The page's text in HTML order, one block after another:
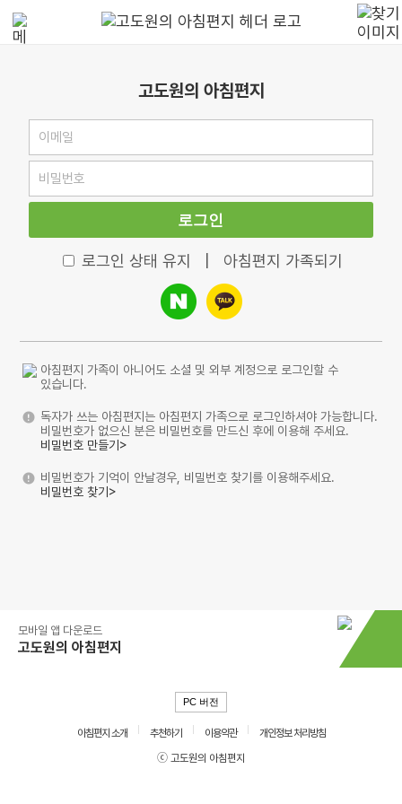
고도원의 아침편지
로그인
로그인 상태 유지 아침편지 가족되기
아침편지 가족이 아니어도 소셜 및 외부 계정으로 로그인할 수
있습니다.
독자가 쓰는 아침편지는 아침편지 가족으로 로그인하셔야 가능합니다.
비밀번호가 없으신 분은 비밀번호를 만드신 후에 이용해 주세요.
비밀번호 만들기>
비밀번호가 기억이 안날경우, 비밀번호 찾기를 이용해주세요.
비밀번호 찾기>
모바일 앱 다운로드
고도원의 아침편지
PC 버전
아침편지 소개 추천하기 이용약관
개인정보 처리방침
ⓒ 고도원의 아침편지